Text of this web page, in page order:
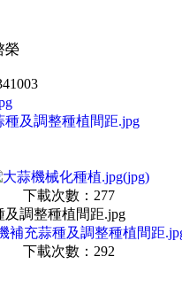
榮
下載次數：277
調整種植間距.jpg
下載次數：292